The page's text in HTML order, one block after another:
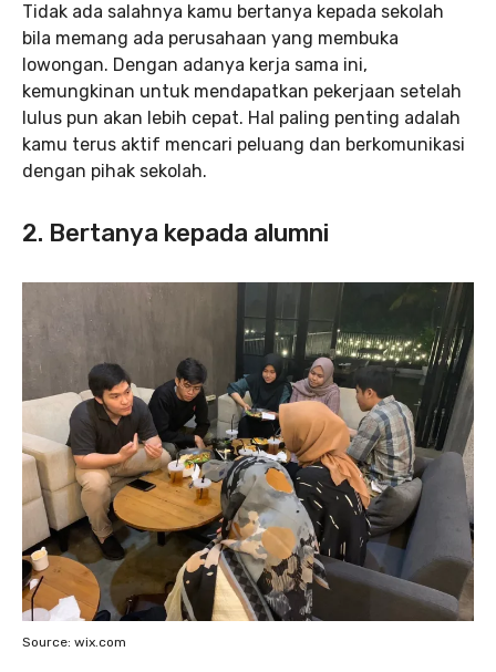
Tidak ada salahnya kamu bertanya kepada sekolah
bila memang ada perusahaan yang membuka
lowongan. Dengan adanya kerja sama ini,
kemungkinan untuk mendapatkan pekerjaan setelah
lulus pun akan lebih cepat. Hal paling penting adalah
kamu terus aktif mencari peluang dan berkomunikasi
dengan pihak sekolah.
2. Bertanya kepada alumni
Source: wix.com